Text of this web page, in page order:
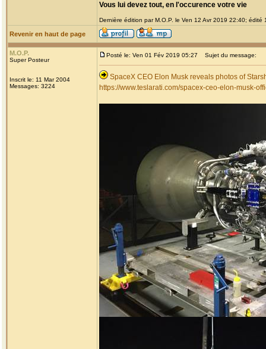
Vous lui devez tout, en l'occurence votre vie
Dernière édition par M.O.P. le Ven 12 Avr 2019 22:40; édité
Revenir en haut de page
M.O.P.
Super Posteur
Inscrit le: 11 Mar 2004
Messages: 3224
Posté le: Ven 01 Fév 2019 05:27 Sujet du message:
SpaceX CEO Elon Musk reveals photos of
https://www.teslarati.com/spacex-ceo-elon-musk-